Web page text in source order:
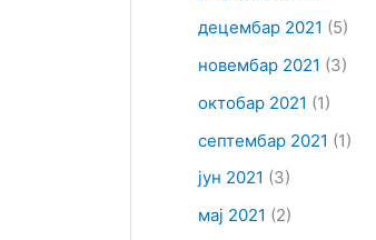
децембар 2021 (5)
новембар 2021 (3)
октобар 2021 (1)
септембар 2021 (1)
јун 2021 (3)
мај 2021 (2)